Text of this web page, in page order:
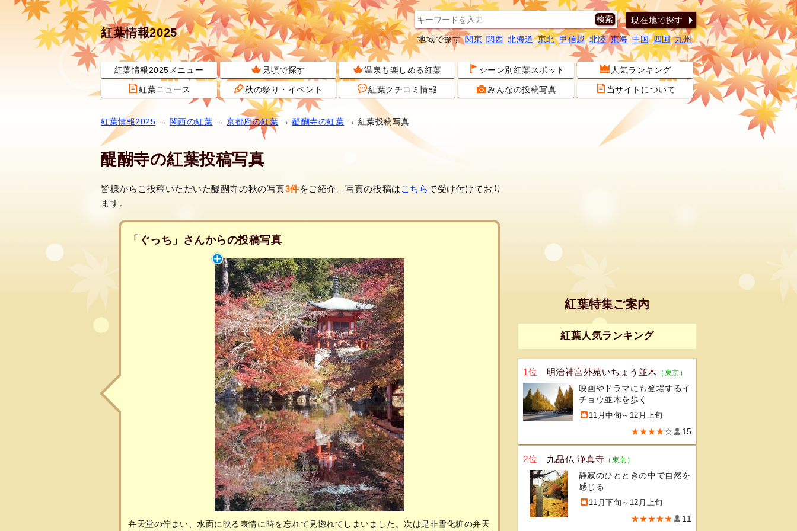
紅葉情報2025
現在地で探す
地域で探す 関東 関西 北海道 東北 甲信越 北陸 東海 中国 四国 九州
紅葉情報2025メニュー 見頃で探す 温泉も楽しめる紅葉 シーン別紅葉スポット 人気ランキング
紅葉ニュース 秋の祭り・イベント 紅葉クチコミ情報 みんなの投稿写真 当サイトについて
紅葉情報2025 → 関西の紅葉 →京都府の紅葉 → 醍醐寺の紅葉 → 紅葉投稿写真
醍醐寺の紅葉投稿写真
皆様からご投稿いただいた醍醐寺の秋の写真3件をご紹介。写真の投稿は こちらで受け付けており
ます。
「ぐっち」さんからの投稿写真
弁天堂の佇まい、水面に映る表情に時を忘れて見惚れてしまいました。次は是非雪化粧の弁天
紅葉特集ご案内
紅葉人気ランキング
1位 明治神宮外苑いちょう並木 （東京）
映画やドラマにも登場するイ
チョウ並木を歩く
11月中旬～12月上旬
★★★★☆ 15
2位 九品仏 浄真寺 （東京）
静寂のひとときの中で自然を
感じる
11月下旬～12月上旬
★★★★★ 11